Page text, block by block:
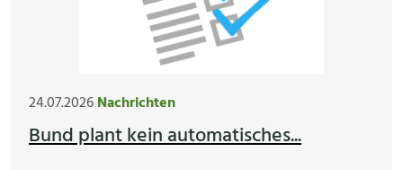
24.07.2026Nachrichten
Bund plant kein automatisches...